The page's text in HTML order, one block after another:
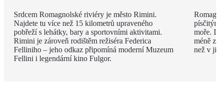
Srdcem Romagnolské riviéry je město Rimini.
Najdete tu více než 15 kilometrů upraveného
pobřeží s lehátky, bary a sportovními aktivitami.
Rimini je zároveň rodištěm režiséra Federica
Felliniho – jeho odkaz připomíná moderní Muzeum
Fellini i legendární kino Fulgor.
moře.
méně
než v